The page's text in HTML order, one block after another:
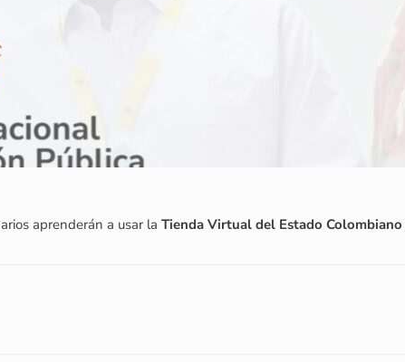
aprenderán a usar laTienda Virtual del Estado Colombiano